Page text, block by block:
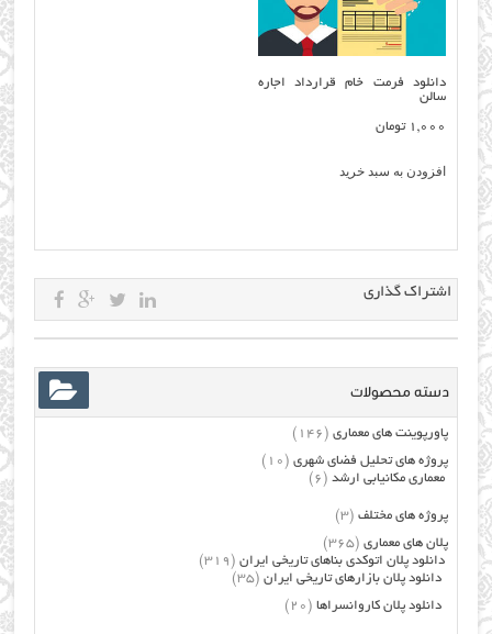
دانلود فرمت خام قرارداد اجاره
سالن
1,000 تومان
افزودن به سبد خرید
اشتراک گذاری
دسته محصولات
پاورپوینت های معماری (146)
پروژه های تحلیل فضای شهری (10)
معماری مکانیابی ارشد (6)
پروژه های مختلف (3)
پلان های معماری (365)
دانلود پلان اتوکدی بناهای تاریخی ایران (319)
دانلود پلان بازارهای تاریخی ایران (35)
دانلود پلان کاروانسراها (20)